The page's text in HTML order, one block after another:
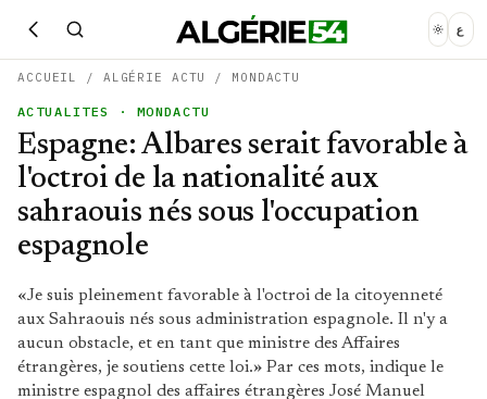
ع
ACCUEIL / ALGÉRIE ACTU / MONDACTU
ACTUALITES · MONDACTU
Espagne: Albares serait favorable à
l'octroi de la nationalité aux
sahraouis nés sous l'occupation
espagnole
«Je suis pleinement favorable à l'octroi de la citoyenneté
aux Sahraouis nés sous administration espagnole. Il n'y a
aucun obstacle, et en tant que ministre des Affaires
étrangères, je soutiens cette loi.» Par ces mots, indique le
ministre espagnol des affaires étrangères José Manuel